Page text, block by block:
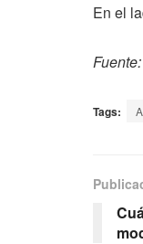
En el
Tags: